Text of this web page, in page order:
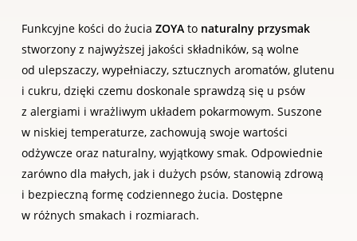
Funkcyjne kości do żucia ZOYAto naturalny przysmak
stworzony z najwyższej jakości składników, są wolne
od ulepszaczy, wypełniaczy, sztucznych aromatów, glutenu
i cukru, dzięki czemu doskonale sprawdzą się u psów
z alergiami i wrażliwym układem pokarmowym. Suszone
w niskiej temperaturze, zachowują swoje wartości
odżywcze oraz naturalny, wyjątkowy smak. Odpowiednie
zarówno dla małych, jak i dużych psów, stanowią zdrową
i bezpieczną formę codziennego żucia. Dostępne
w różnych smakach i rozmiarach.